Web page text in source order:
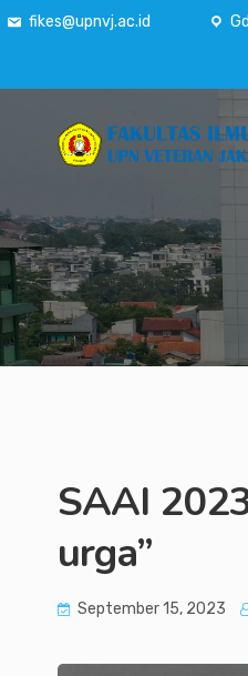
fikes@upnvj.ac.id
SAAI
urga”
September 15, 2023